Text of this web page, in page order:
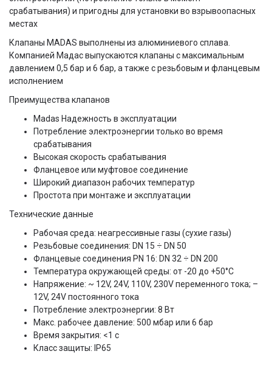
срабатывания) и пригодны для установки во взрывоопасных
местах
Клапаны MADAS выполнены из алюминиевого сплава.
Компанией Мадас выпускаются клапаны с максимальным
давлением 0,5 бар и 6 бар, а также с резьбовым и фланцевым
исполнением
Преимущества клапанов
Madas Надежность в эксплуатации
Потребление электроэнергии только во время
срабатывания
Высокая скорость срабатывания
Фланцевое или муфтовое соединение
Широкий диапазон рабочих температур
Простота при монтаже и эксплуатации
Технические данные
Рабочая среда: неагрессивные газы (сухие газы)
Резьбовые соединения: DN 15 ÷ DN 50
Фланцевые соединения PN 16: DN 32 ÷ DN 200
Температура окружающей среды: от -20 до +50°С
Напряжение: ~ 12V, 24V, 110V, 230V переменного тока; –
12V, 24V постоянного тока
Потребление электроэнергии: 8 Вт
Макс. рабочее давление: 500 мбар или 6 бар
Время закрытия: <1 с
Класс защиты: IP65